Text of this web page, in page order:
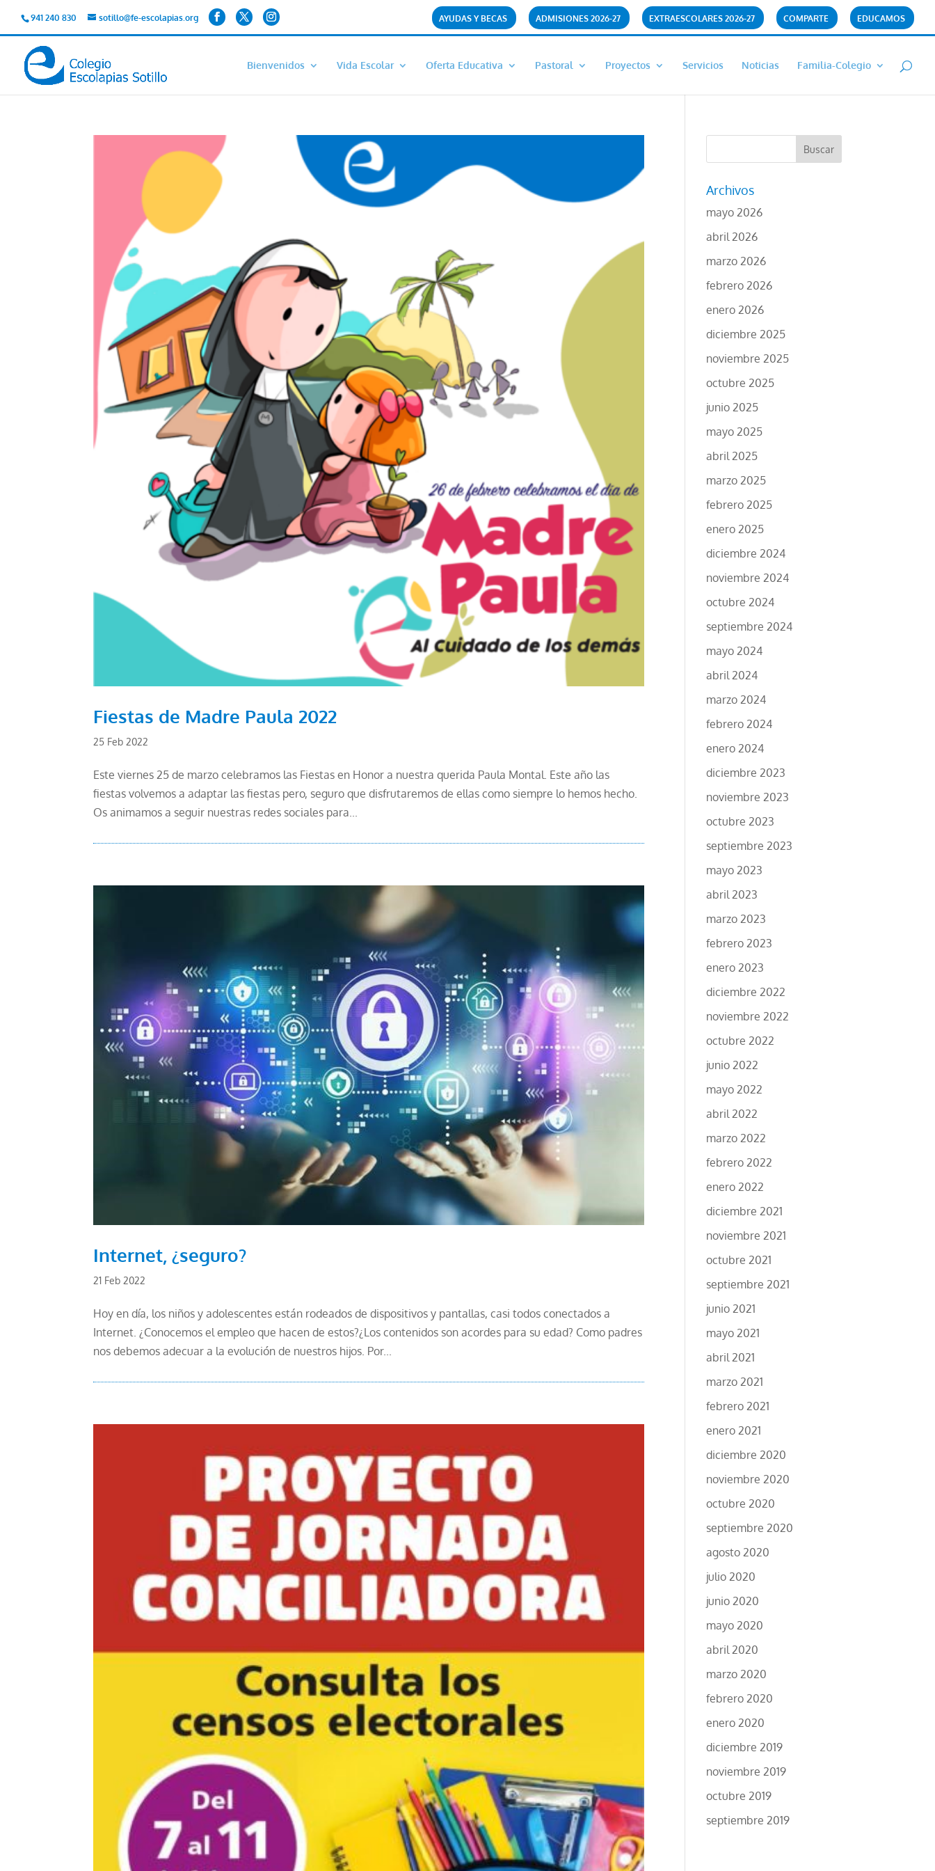
941 240 830 sotillo@fe-escolapias.org AYUDAS Y BECAS ADMISIONES 2026-27 EXTRAESCOLARES 2026-27 COMPARTE EDUCAMOS
Bienvenidos Vida Escolar Oferta Educativa Pastoral Proyectos Servicios Noticias Familia-Colegio
Fiestas de Madre Paula 2022
25 Feb 2022
Este viernes 25 de marzo celebramos las Fiestas en Honor a nuestra querida Paula Montal. Este año las
fiestas volvemos a adaptar las fiestas pero, seguro que disfrutaremos de ellas como siempre lo hemos hecho.
Os animamos a seguir nuestras redes sociales para...
Internet, ¿seguro?
21 Feb 2022
Hoy en día, los niños y adolescentes están rodeados de dispositivos y pantallas, casi todos conectados a
Internet. ¿Conocemos el empleo que hacen de estos?¿Los contenidos son acordes para su edad? Como padres
nos debemos adecuar a la evolución de nuestros hijos. Por...
Archivos
mayo 2026
abril 2026
marzo 2026
febrero 2026
enero 2026
diciembre 2025
noviembre 2025
octubre 2025
junio 2025
mayo 2025
abril 2025
marzo 2025
febrero 2025
enero 2025
diciembre 2024
noviembre 2024
octubre 2024
septiembre 2024
mayo 2024
abril 2024
marzo 2024
febrero 2024
enero 2024
diciembre 2023
noviembre 2023
octubre 2023
septiembre 2023
mayo 2023
abril 2023
marzo 2023
febrero 2023
enero 2023
diciembre 2022
noviembre 2022
octubre 2022
junio 2022
mayo 2022
abril 2022
marzo 2022
febrero 2022
enero 2022
diciembre 2021
noviembre 2021
octubre 2021
septiembre 2021
junio 2021
mayo 2021
abril 2021
marzo 2021
febrero 2021
enero 2021
diciembre 2020
noviembre 2020
octubre 2020
septiembre 2020
agosto 2020
julio 2020
junio 2020
mayo 2020
abril 2020
marzo 2020
febrero 2020
enero 2020
diciembre 2019
noviembre 2019
octubre 2019
septiembre 2019